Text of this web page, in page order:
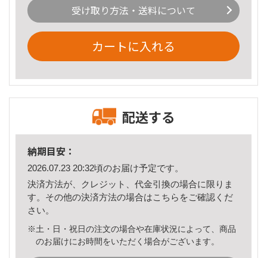
受け取り方法・送料について
カートに入れる
配送する
納期目安：
2026.07.23 20:32頃のお届け予定です。
決済方法が、クレジット、代金引換の場合に限りま
す。その他の決済方法の場合はこちら をご確認くだ
さい。
※土・日・祝日の注文の場合や在庫状況によって、商品
のお届けにお時間をいただく場合がございます。